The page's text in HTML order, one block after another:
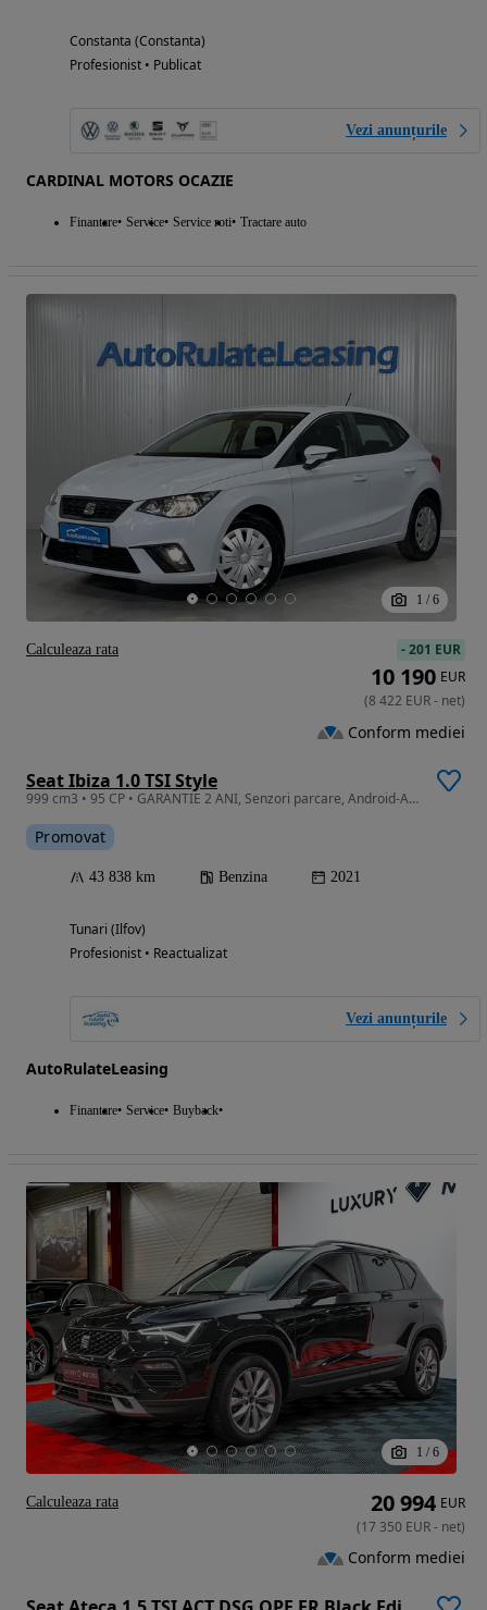
Constanta (Constanta)
Profesionist • Publicat
Vezi anunțurile
CARDINAL MOTORS OCAZIE
Finantare Service Service roti Tractare auto
1 / 6
Seat Ibiza 1.0 TSI Style
999 cm3 • 95 CP • GARANTIE 2 ANI, Senzori parcare, Android-Apple, Scaune incalzite
Promovat
43 838 km Benzina 2021
Tunari (Ilfov)
Profesionist • Reactualizat
Vezi anunțurile
AutoRulateLeasing
Finantare Service Buyback
-201 EUR
10 190 EUR
(8 422 EUR- net)
Conform mediei
Calculeaza rata
1 / 6
20 994 EUR
(17 350 EUR- net)
Conform mediei
Calculeaza rata